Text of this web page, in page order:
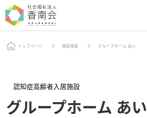
トップページ 施設検索 グループホーム あい
認知症高齢者入居施設
グループホーム あい